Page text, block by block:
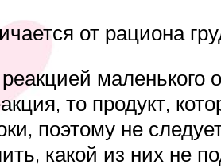
от рациона
маленького
то продукт,
поэтому не
какой из них не